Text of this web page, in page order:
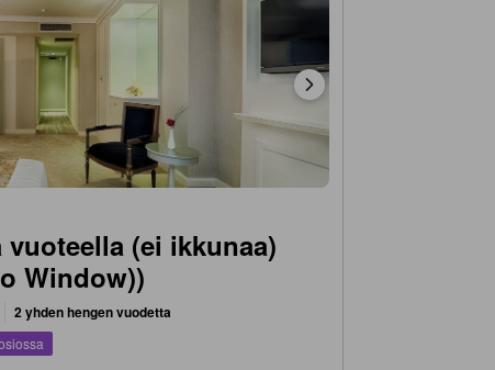
(ei ikkunaa)
Window))
2 yhden hengen vuodetta